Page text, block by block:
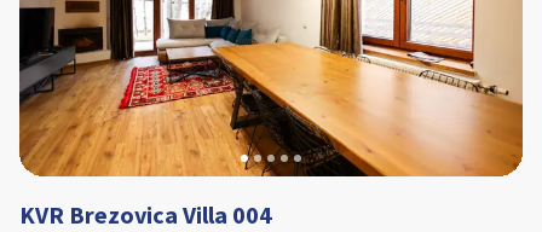
KVR Brezovica Villa 004